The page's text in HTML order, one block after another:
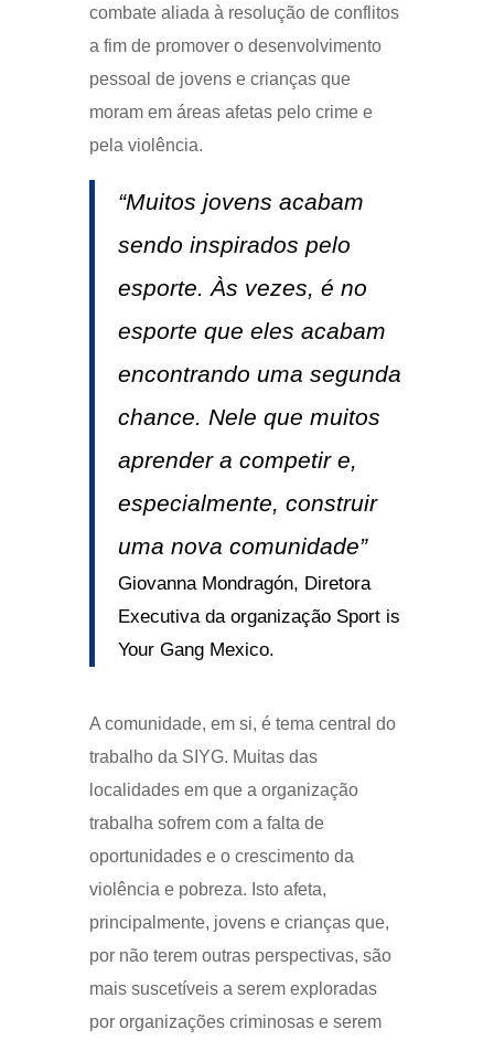
combate aliada à resolução de conflitos
a fim de promover o desenvolvimento
pessoal de jovens e crianças que
moram em áreas afetas pelo crime e
pela violência.
“Muitos jovens acabam
sendo inspirados pelo
esporte. Às vezes, é no
esporte que eles acabam
encontrando uma segunda
chance. Nele que muitos
aprender a competir e,
especialmente, construir
uma nova comunidade”
Giovanna Mondragón, Diretora
Executiva da organização Sport is
Your Gang Mexico.
A comunidade, em si, é tema central do
trabalho da SIYG. Muitas das
localidades em que a organização
trabalha sofrem com a falta de
oportunidades e o crescimento da
violência e pobreza. Isto afeta,
principalmente, jovens e crianças que,
por não terem outras perspectivas, são
mais suscetíveis a serem exploradas
por organizações criminosas e serem